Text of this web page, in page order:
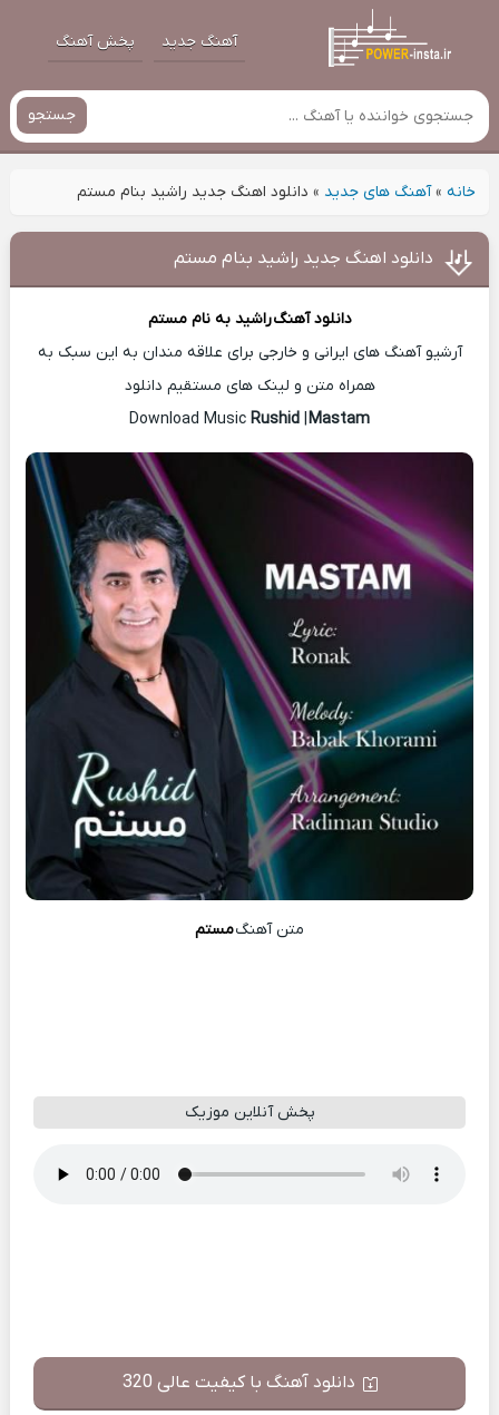
آهنگ جدید پخش آهنگ
جستجو
خانه»آهنگ های جدید » دانلود اهنگ جدید راشید بنام مستم
دانلود اهنگ جدید راشید بنام مستم
دانلود آهنگراشید به نام مستم
آرشیو آهنگ های ایرانی و خارجی برای علاقه مندان به این سبک به
همراه متن و لینک های مستقیم دانلود
Download Music
Rushid|Mastam
متن آهنگمستم
پخش آنلاین موزیک
دانلود آهنگ با کیفیت عالی 320